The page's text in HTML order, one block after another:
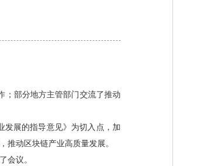
部分地方主管部门交流了推动
展的指导意见》为切入点，加
动区块链产业高质量发展。
会议。